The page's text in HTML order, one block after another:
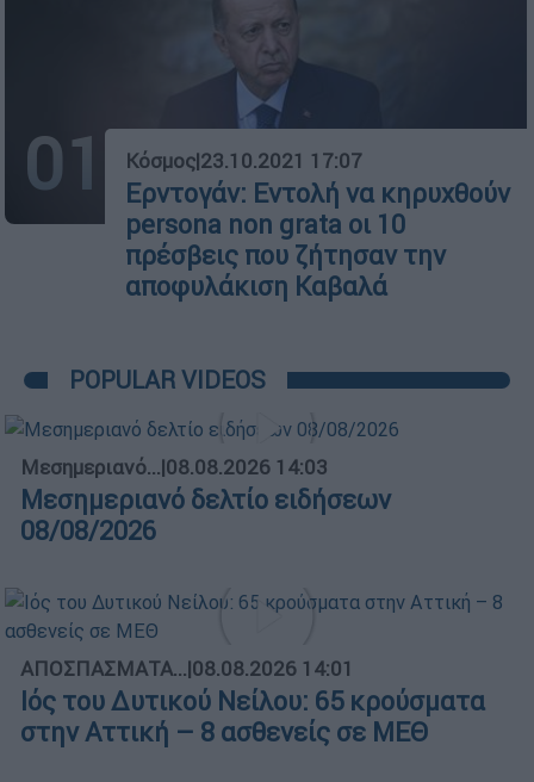
01 Κόσμος|23.10.2021 17:07
Ερντογάν: Εντολή να κηρυχθούν
persona non grata οι 10
πρέσβεις που ζήτησαν την
αποφυλάκιση Καβαλά
POPULAR VIDEOS
Μεσημεριανό...|08.08.2026 14:03
Μεσημεριανό δελτίο ειδήσεων
08/08/2026
ΑΠΟΣΠΑΣΜΑΤΑ...|08.08.2026 14:01
Ιός του Δυτικού Νείλου: 65 κρούσματα
στην Αττική – 8 ασθενείς σε ΜΕΘ